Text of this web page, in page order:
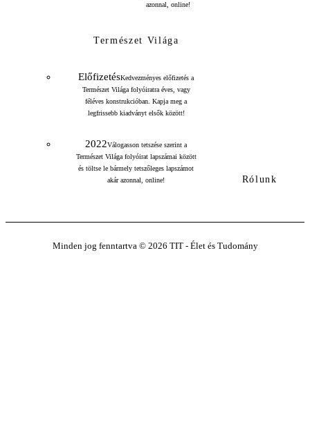
azonnal, online!
Természet Világa
ElőfizetésKedvezményes előfizetés a
Természet Világa folyóiratra éves, vagy
féléves konstrukcióban. Kapja meg a
legfrissebb kiadványt elsők között!
2022Válogasson tetszése szerint a
Természet Világa folyóirat lapszámai között
és töltse le bármely tetszőleges lapszámot
akár azonnal, online!
Rólunk
Minden jog fenntartva © 2026 TIT - Élet és Tudomány